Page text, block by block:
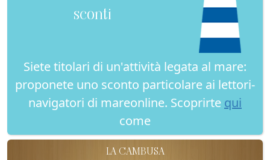
sconti
Siete titolari di un'attività legata al mare:
proponete uno sconto particolare ai lettori-
navigatori di mareonline. Scoprirte qui
come
LA CAMBUSA